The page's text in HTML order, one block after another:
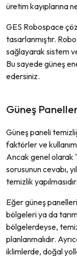
üretim kayıplarına
GES Robospace
tasarlanmıştır.
sağlayarak sistem
Bu sayede güneş
edersiniz.
Güneş
Güneş paneli
faktörler ve kullanım
Ancak genel olarak
sorusunun cevabı,
temizlik yapılmasıdır.
Eğer güneş
bölgeleri ya da
bölgelerdeyse,
planlanmalıdır.
iklimlerde, doğal